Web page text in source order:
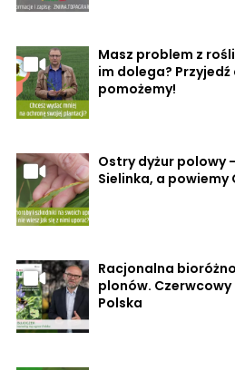
Masz problem z
im dolega? Przyjedź
pomożemy!
Ostry dyżur polowy
Sielinka, a powiemy
Racjonalna
plonów.
Polska